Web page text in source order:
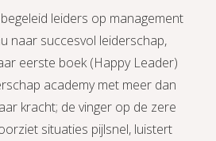
leiders op management
naar succesvol leiderschap,
eerste boek (Happy Leader)
academy met meer dan
kracht; de vinger op de zere
situaties pijlsnel, luistert